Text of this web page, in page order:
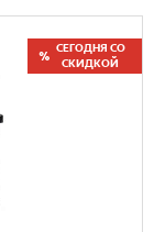
СЕГОДНЯ СО
СКИДКОЙ